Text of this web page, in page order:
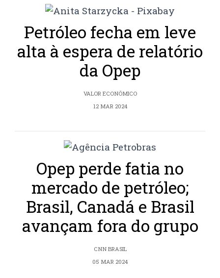
Petróleo fecha em leve
alta à espera de relatório
da Opep
VALOR ECONÔMICO
12 MAR 2024
Opep perde fatia no
mercado de petróleo;
Brasil, Canadá e Brasil
avançam fora do grupo
CNN BRASIL
05 MAR 2024